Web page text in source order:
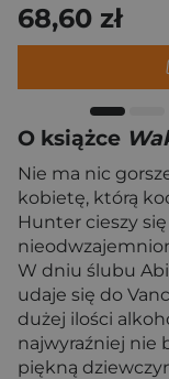
68,60 zł
O książce
Nie ma nic
kobietę, którą
Hunter cieszy
W dniu ślubu
udaje się do
dużej ilości
najwyraźniej nie
piękną